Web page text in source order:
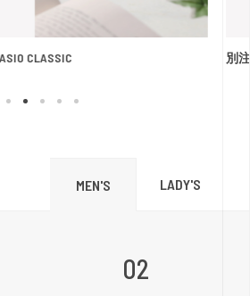
CLASSIC 別
MEN'S LADY'S
02